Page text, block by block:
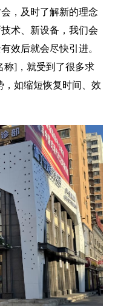
，及时了解新的理念
术、新设备，我们会
效后就会尽快引进。
称] ，就受到了很多求
，如缩短恢复时间、效